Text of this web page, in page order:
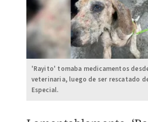
'Rayito' tomaba medicamentos
veterinaria, luego de ser rescatado
Especial.